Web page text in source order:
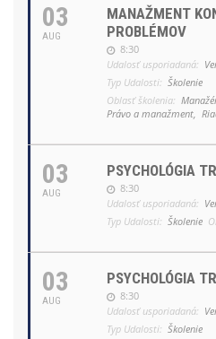
03
AUG
MANAŽMENT
PROBLÉMOV
8:30
Udalosť usporiadaná:
Typ Udalosti: Školenie
Oblasť školenia:
Právo a manažment,
03
AUG
PSYCHOLÓGIA
8:30
Udalosť usporiadaná:
Typ Udalosti: Školenie
03
AUG
PSYCHOLÓGIA
8:30
Udalosť usporiadaná:
Typ Udalosti: Školenie